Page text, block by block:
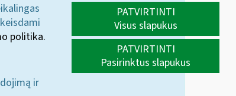
politika.
ir
PATVIRTINTI
Visus slapukus
PATVIRTINTI
Pasirinktus slapukus